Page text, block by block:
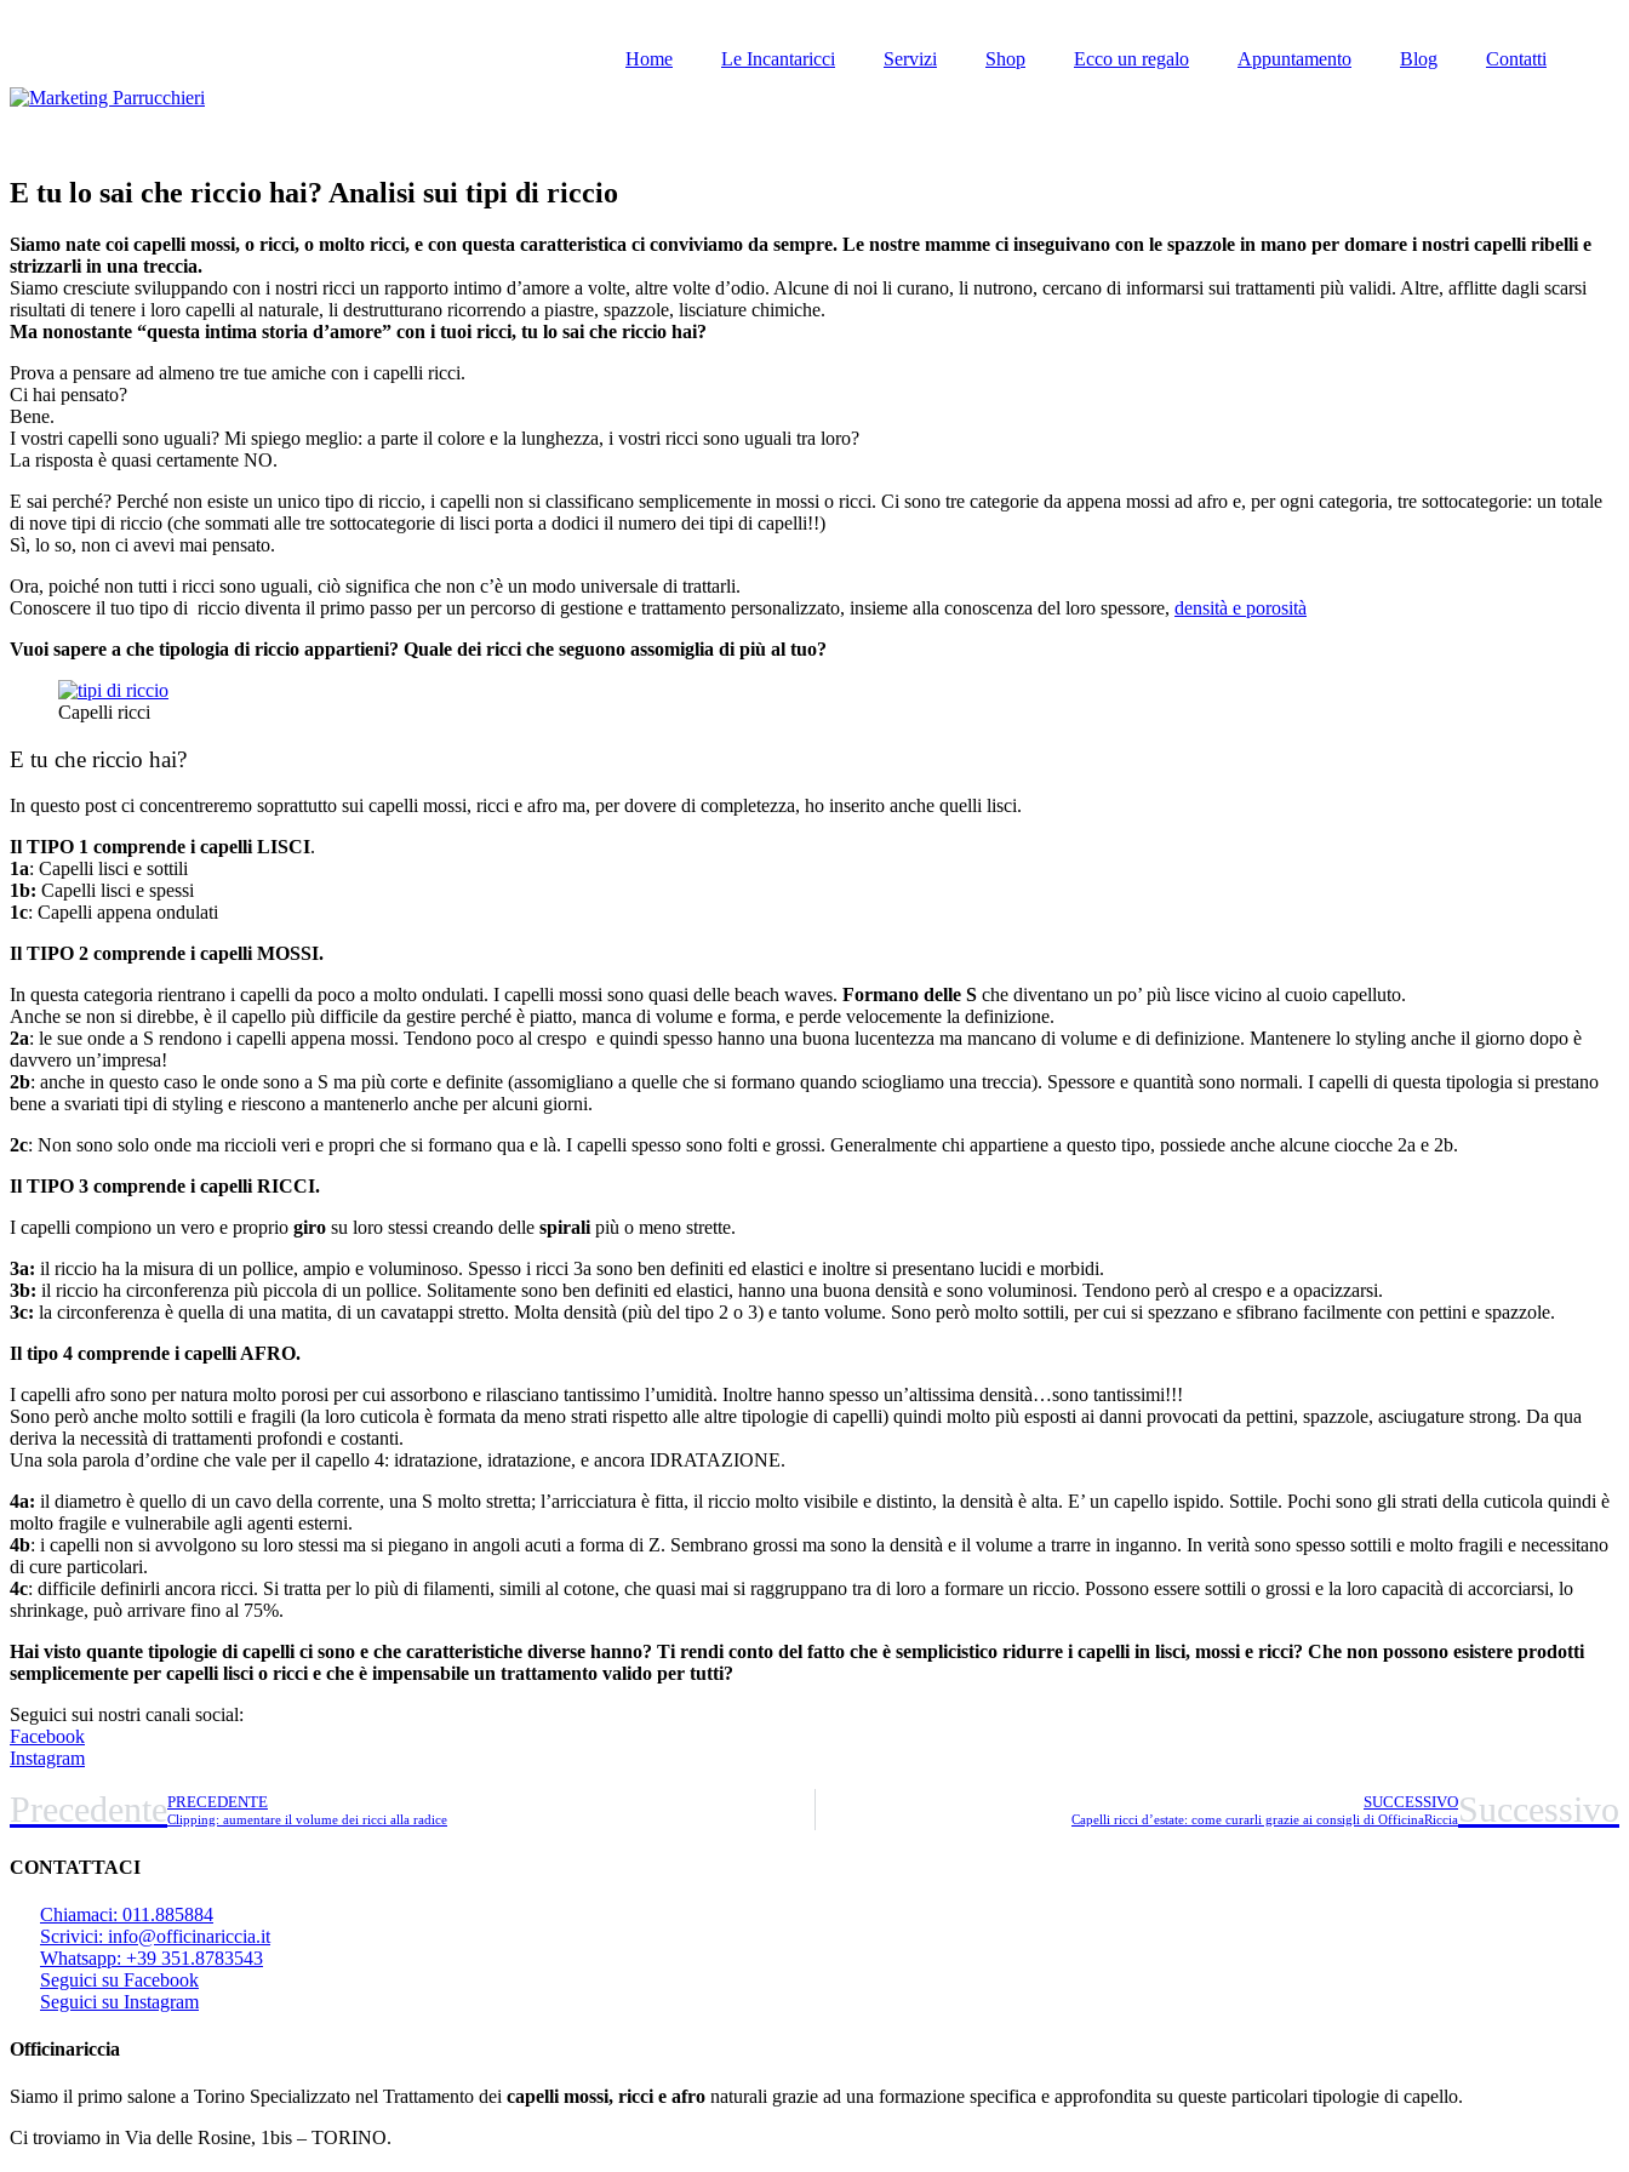
Home Le Incantaricci Servizi Shop Ecco un regalo Appuntamento Blog Contatti
E tu lo sai che riccio hai? Analisi sui tipi di riccio
Siamo nate coi capelli mossi, o ricci, o molto ricci, e con questa caratteristica ci conviviamo da sempre. Le nostre mamme ci inseguivano con le spazzole in mano per domare i nostri capelli ribelli e
strizzarli in una treccia.
Siamo cresciute sviluppando con i nostri ricci un rapporto intimo d’amore a volte, altre volte d’odio. Alcune di noi li curano, li nutrono, cercano di informarsi sui trattamenti più validi. Altre, afflitte dagli scarsi
risultati di tenere i loro capelli al naturale, li destrutturano ricorrendo a piastre, spazzole, lisciature chimiche.
Ma nonostante “questa intima storia d’amore” con i tuoi ricci, tu lo sai che riccio hai?
Prova a pensare ad almeno tre tue amiche con i capelli ricci.
Ci hai pensato?
Bene.
I vostri capelli sono uguali? Mi spiego meglio: a parte il colore e la lunghezza, i vostri ricci sono uguali tra loro?
La risposta è quasi certamente NO.
E sai perché? Perché non esiste un unico tipo di riccio, i capelli non si classificano semplicemente in mossi o ricci. Ci sono tre categorie da appena mossi ad afro e, per ogni categoria, tre sottocategorie: un totale
di nove tipi di riccio (che sommati alle tre sottocategorie di lisci porta a dodici il numero dei tipi di capelli!!)
Sì, lo so, non ci avevi mai pensato.
Ora, poiché non tutti i ricci sono uguali, ciò significa che non c’è un modo universale di trattarli.
Conoscere il tuo tipo di riccio diventa il primo passo per un percorso di gestione e trattamento personalizzato, insieme alla conoscenza del loro spessore, densità e porosità
Vuoi sapere a che tipologia di riccio appartieni? Quale dei ricci che seguono assomiglia di più al tuo?
Capelli ricci
E tu che riccio hai?
In questo post ci concentreremo soprattutto sui capelli mossi, ricci e afro ma, per dovere di completezza, ho inserito anche quelli lisci.
Il TIPO 1 comprende i capelli LISCI.
1a: Capelli lisci e sottili
1b: Capelli lisci e spessi
1c: Capelli appena ondulati
Il TIPO 2 comprende i capelli MOSSI.
In questa categoria rientrano i capelli da poco a molto ondulati. I capelli mossi sono quasi delle beach waves. Formano delle S che diventano un po’ più lisce vicino al cuoio capelluto.
Anche se non si direbbe, è il capello più difficile da gestire perché è piatto, manca di volume e forma, e perde velocemente la definizione.
2a: le sue onde a S rendono i capelli appena mossi. Tendono poco al crespo e quindi spesso hanno una buona lucentezza ma mancano di volume e di definizione. Mantenere lo styling anche il giorno dopo è
davvero un’impresa!
2b: anche in questo caso le onde sono a S ma più corte e definite (assomigliano a quelle che si formano quando sciogliamo una treccia). Spessore e quantità sono normali. I capelli di questa tipologia si prestano
bene a svariati tipi di styling e riescono a mantenerlo anche per alcuni giorni.
2c: Non sono solo onde ma riccioli veri e propri che si formano qua e là. I capelli spesso sono folti e grossi. Generalmente chi appartiene a questo tipo, possiede anche alcune ciocche 2a e 2b.
Il TIPO 3 comprende i capelli RICCI.
I capelli compiono un vero e proprio giro su loro stessi creando delle spirali più o meno strette.
3a: il riccio ha la misura di un pollice, ampio e voluminoso. Spesso i ricci 3a sono ben definiti ed elastici e inoltre si presentano lucidi e morbidi.
3b: il riccio ha circonferenza più piccola di un pollice. Solitamente sono ben definiti ed elastici, hanno una buona densità e sono voluminosi. Tendono però al crespo e a opacizzarsi.
3c: la circonferenza è quella di una matita, di un cavatappi stretto. Molta densità (più del tipo 2 o 3) e tanto volume. Sono però molto sottili, per cui si spezzano e sfibrano facilmente con pettini e spazzole.
Il tipo 4 comprende i capelli AFRO.
I capelli afro sono per natura molto porosi per cui assorbono e rilasciano tantissimo l’umidità. Inoltre hanno spesso un’altissima densità…sono tantissimi!!!
Sono però anche molto sottili e fragili (la loro cuticola è formata da meno strati rispetto alle altre tipologie di capelli) quindi molto più esposti ai danni provocati da pettini, spazzole, asciugature strong. Da qua
deriva la necessità di trattamenti profondi e costanti.
Una sola parola d’ordine che vale per il capello 4: idratazione, idratazione, e ancora IDRATAZIONE.
4a: il diametro è quello di un cavo della corrente, una S molto stretta; l’arricciatura è fitta, il riccio molto visibile e distinto, la densità è alta. E’ un capello ispido. Sottile. Pochi sono gli strati della cuticola quindi è
molto fragile e vulnerabile agli agenti esterni.
4b: i capelli non si avvolgono su loro stessi ma si piegano in angoli acuti a forma di Z. Sembrano grossi ma sono la densità e il volume a trarre in inganno. In verità sono spesso sottili e molto fragili e necessitano
di cure particolari.
4c: difficile definirli ancora ricci. Si tratta per lo più di filamenti, simili al cotone, che quasi mai si raggruppano tra di loro a formare un riccio. Possono essere sottili o grossi e la loro capacità di accorciarsi, lo
shrinkage, può arrivare fino al 75%.
Hai visto quante tipologie di capelli ci sono e che caratteristiche diverse hanno? Ti rendi conto del fatto che è semplicistico ridurre i capelli in lisci, mossi e ricci? Che non possono esistere prodotti
semplicemente per capelli lisci o ricci e che è impensabile un trattamento valido per tutti?
Seguici sui nostri canali social:
Facebook
Instagram
PrecedentePRECEDENTE
Clipping: aumentare il volume dei ricci alla radice
SUCCESSIVO
Capelli ricci d’estate: come curarli grazie ai consigli di OfficinaRicciaSuccessivo
CONTATTACI
Chiamaci: 011.885884
Scrivici: info@officinariccia.it
Whatsapp: +39 351.8783543
Seguici su Facebook
Seguici su Instagram
Officinariccia
Siamo il primo salone a Torino Specializzato nel Trattamento dei capelli mossi, ricci e afro naturali grazie ad una formazione specifica e approfondita su queste particolari tipologie di capello.
Ci troviamo in Via delle Rosine, 1bis – TORINO.